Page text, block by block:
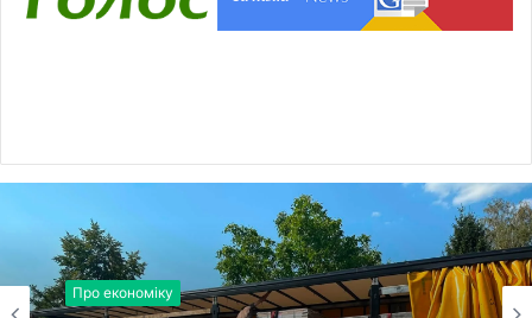
Про економіку